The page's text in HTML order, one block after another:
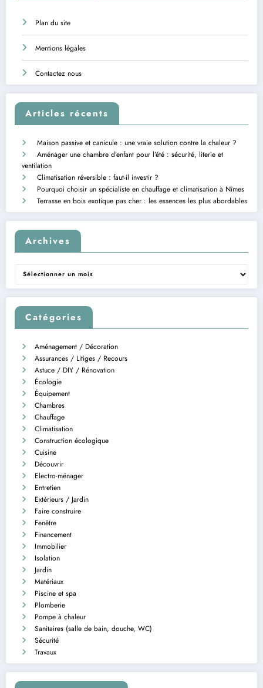
Plan du site
Mentions légales
Contactez nous
Articles récents
Maison passive et canicule : une vraie solution contre la chaleur ?
Aménager une chambre d’enfant pour l’été : sécurité, literie et
ventilation
Climatisation réversible : faut-il investir ?
Pourquoi choisir un spécialiste en chauffage et climatisation à Nîmes
Terrasse en bois exotique pas cher : les essences les plus abordables
Archives
Archives
Catégories
Aménagement / Décoration
Assurances / Litiges / Recours
Astuce / DIY / Rénovation
Écologie
Équipement
Chambres
Chauffage
Climatisation
Construction écologique
Cuisine
Découvrir
Electro-ménager
Entretien
Extérieurs / Jardin
Faire construire
Fenêtre
Financement
Immobilier
Isolation
Jardin
Matériaux
Piscine et spa
Plomberie
Pompe à chaleur
Sanitaires (salle de bain, douche, WC)
Sécurité
Travaux